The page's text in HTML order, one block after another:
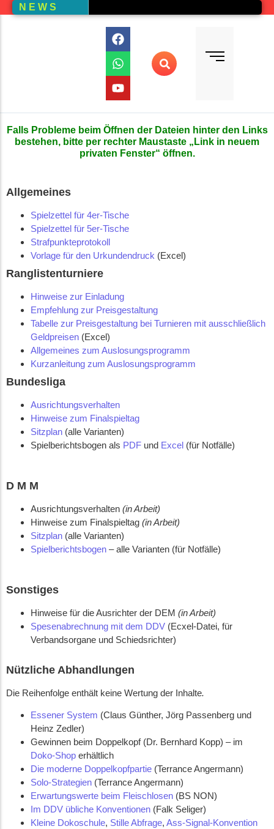
N E W S
Regionalmeisterschaften
Falls Probleme beim Öffnen der Dateien hinter den Links
bestehen, bitte per rechter Maustaste „Link in neuem
privaten Fenster“ öffnen.
Allgemeines
Spielzettel für 4er-Tische
Spielzettel für 5er-Tische
Strafpunkteprotokoll
Vorlage für den Urkundendruck (Excel)
Ranglistenturniere
Hinweise zur Einladung
Empfehlung zur Preisgestaltung
Tabelle zur Preisgestaltung bei Turnieren mit ausschließlich
Geldpreisen (Excel)
Allgemeines zum Auslosungsprogramm
Kurzanleitung zum Auslosungsprogramm
Bundesliga
Ausrichtungsverhalten
Hinweise zum Finalspieltag
Sitzplan (alle Varianten)
Spielberichtsbogen als PDF und Excel (für Notfälle)
D M M
Ausrichtungsverhalten (in Arbeit)
Hinweise zum Finalspieltag (in Arbeit)
Sitzplan (alle Varianten)
Spielberichtsbogen – alle Varianten (für Notfälle)
Sonstiges
Hinweise für die Ausrichter der DEM (in Arbeit)
Spesenabrechnung mit dem DDV (Ecxel-Datei, für
Verbandsorgane und Schiedsrichter)
Nützliche Abhandlungen
Die Reihenfolge enthält keine Wertung der Inhalte.
Essener System (Claus Günther, Jörg Passenberg und
Heinz Zedler)
Gewinnen beim Doppelkopf (Dr. Bernhard Kopp) – im
Doko-Shop erhältlich
Die moderne Doppelkopfpartie (Terrance Angermann)
Solo-Strategien (Terrance Angermann)
Erwartungswerte beim Fleischlosen (BS NON)
Im DDV übliche Konventionen (Falk Seliger)
Kleine Dokoschule, Stille Abfrage, Ass-Signal-Konvention